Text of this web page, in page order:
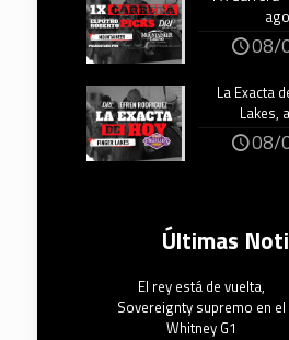
08/
La Exacta
Lakes,
08/
Últimas
El rey está de vuelta,
Sovereignty supremo en el
Whitney G1